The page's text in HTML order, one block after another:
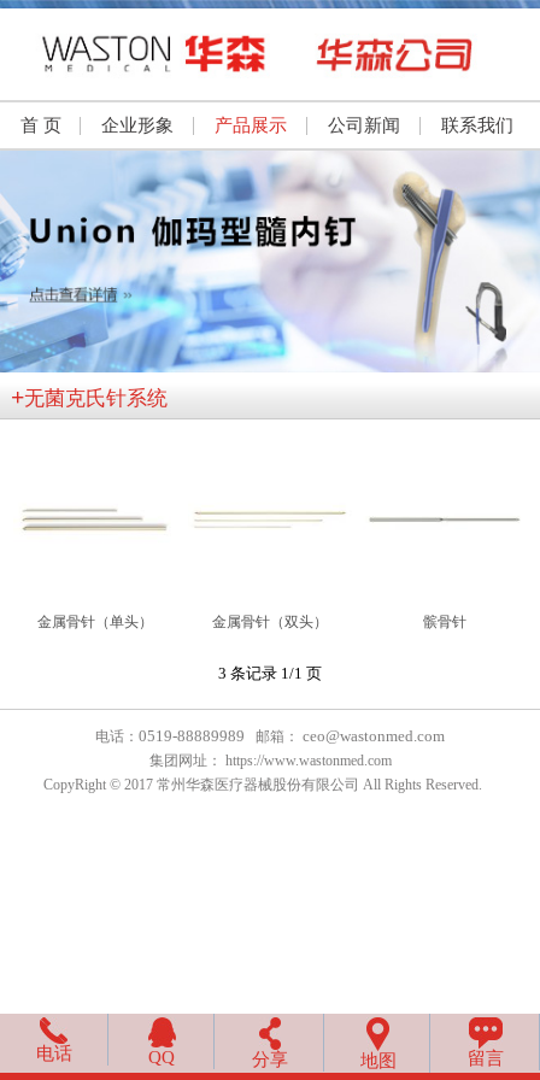
首 页 企业形象 产品展示 公司新闻 联系我们
+无菌克氏针系统
金属骨针（单头） 金属骨针（双头） 髌骨针
3 条记录 1/1 页
电话： 0519-88889989 邮箱： ceo@wastonmed.com
集团网址： https://www.wastonmed.com
CopyRight © 2017 常州华森医疗器械股份有限公司 All Rights Reserved.
电话 QQ 分享 地图 留言